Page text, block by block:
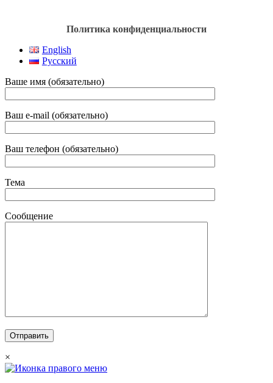
Политика конфиденциальности
English
Русский
Ваше имя (обязательно)
Ваш e-mail (обязательно)
Ваш телефон (обязательно)
Тема
Сообщение
×